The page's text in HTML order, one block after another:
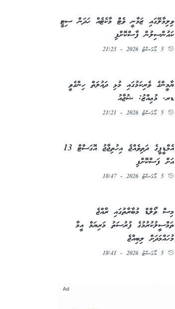
ވިލިމާލޭގައި ޒަމާނީ ވެޓް މާކެޓެއް ހަދަން ސިޓީ
ކައުންސިލުން ފާސްކޮށްފި
5 އޯގަސްޓު 2026 - 21:23
ޔާމީންގެ ވެރިކަމުގައި މުޅި ދައުލަތް ހިންގެވީ
ޑރ. މުޢިއްޒު: ޝުޖާއު
5 އޯގަސްޓު 2026 - 21:21
އެމްޑީޕީގެ ދަތިވެއްޖެ އިހުތިޖާޖު އޮގަސްޓް 13
އަށް ފަސްކޮށްފި
5 އޯގަސްޓު 2026 - 18:47
މިސް ވޯލްޑް މުބާރާތުގައި ރާއްޖެ
ތަމްސީލުކުރުމުގެ ފުރުސަތު މަރިޔަމް އީމާ
މުހައްމަދަށް ލިބިއްޖެ
5 އޯގަސްޓު 2026 - 18:41
Ad